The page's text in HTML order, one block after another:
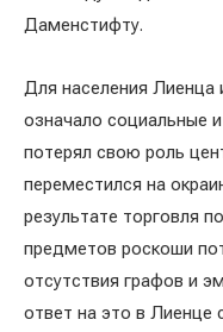
Даменстифту.
Для населения Лиенца
означало социальные
потерял свою роль
переместился на
результате торговля
предметов роскоши
отсутствия графов и
ответ на это в Лиенце